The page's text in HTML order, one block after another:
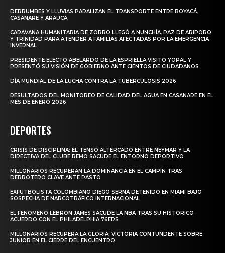
DERRUMBES Y LLUVIAS PARALIZAN EL TRANSPORTE ENTRE BOYACÁ,
CASANARE Y ARAUCA
CARAVANA HUMANITARIA DE ZORRO LLEGÓ A NUNCHÍA, PAZ DE ARIPORO
Y TRINIDAD PARA ATENDER A FAMILIAS AFECTADAS POR LA EMERGENCIA
INVERNAL
PRESIDENTE ELECTO ABELARDO DE LA ESPRIELLA VISITÓ YOPAL Y
PRESENTÓ SU VISIÓN DE GOBIERNO ANTE CIENTOS DE CIUDADANOS
DÍA MUNDIAL DE LA LUCHA CONTRA LA TUBERCULOSIS 2026
RESULTADOS DEL MONITOREO DE CALIDAD DEL AGUA EN CASANARE EN EL
MES DE ENERO 2026
DEPORTES
CRISIS DE DISCIPLINA: EL TENSO ALTERCADO ENTRE NEYMAR Y LA
DIRECTIVA DEL CLUBE REMO SACUDE EL ENTORNO DEPORTIVO
MILLONARIOS RECUPERAN LA DOMINANCIA EN EL CAMPÍN TRAS
DERROTERO CLAVE ANTE PASTO
EXFUTBOLISTA COLOMBIANO DIEGO SERNA DETENIDO EN MIAMI BAJO
SOSPECHA DE NARCOTRÁFICO INTERNACIONAL
EL FENÓMENO LEBRON JAMES SACUDE LA NBA TRAS SU HISTÓRICO
ACUERDO CON EL PHILADELPHIA 76ERS
MILLONARIOS RECUPERA LA GLORIA: VICTORIA CONTUNDENTE SOBRE
JUNIOR EN EL CIERRE DEL ENCUENTRO